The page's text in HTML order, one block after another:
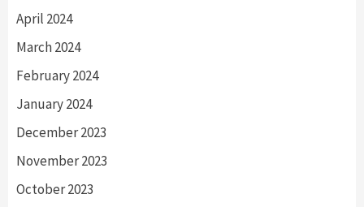
April 2024
March 2024
February 2024
January 2024
December 2023
November 2023
October 2023